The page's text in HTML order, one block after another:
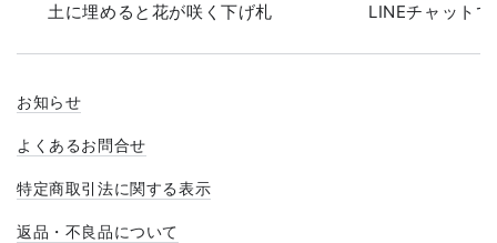
土に埋めると花が咲く下げ札 LINEチャット
お知らせ
よくあるお問合せ
特定商取引法に関する表示
返品・不良品について